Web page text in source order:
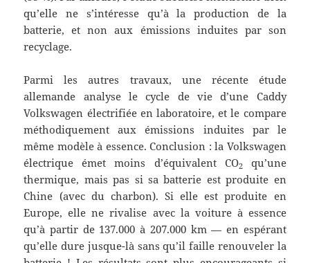
qu’elle ne s’intéresse qu’à la production de la
batterie, et non aux émissions induites par son
recyclage.
Parmi les autres travaux, une récente étude
allemande analyse le cycle de vie d’une Caddy
Volkswagen électrifiée en laboratoire, et le compare
méthodiquement aux émissions induites par le
même modèle à essence. Conclusion : la Volkswagen
électrique émet moins d’équivalent CO2
qu’une
thermique, mais pas si sa batterie est produite en
Chine (avec du charbon). Si elle est produite en
Europe, elle ne rivalise avec la voiture à essence
qu’à partir de 137.000 à 207.000 km — en espérant
qu’elle dure jusque-là sans qu’il faille renouveler la